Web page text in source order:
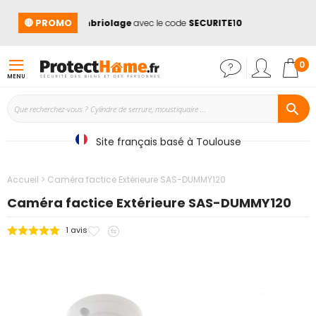
🔴 PROMO
anti cambriolageavec le codeSECURITE10
MENU
0
Site français basé à Toulouse
Accueil Caméra factice Extérieure SAS-DUMMY120
Caméra factice Extérieure SAS-DUMMY120
1 avis
Ajouter